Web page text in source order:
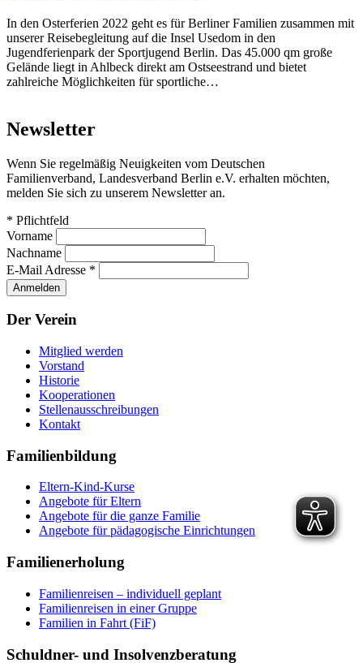
In den Osterferien 2022 geht es für Berliner Familien zusammen mit
unserer Reisebegleitung auf die Insel Usedom in den
Jugendferienpark der Sportjugend Berlin. Das 45.000 qm große
Gelände liegt in Ahlbeck direkt am Ostseestrand und bietet
zahlreiche Möglichkeiten für sportliche…
Newsletter
Wenn Sie regelmäßig Neuigkeiten vom Deutschen
Familienverband, Landesverband Berlin e.V. erhalten möchten,
melden Sie sich zu unserem Newsletter an.
* Pflichtfeld
Vorname
Nachname
E-Mail Adresse *
Der Verein
Mitglied werden
Vorstand
Historie
Kooperationen
Stellenausschreibungen
Kontakt
Familienbildung
Eltern-Kind-Kurse
Angebote für Eltern
Angebote für die ganze Familie
Angebote für pädagogische Einrichtungen
Familienerholung
Familienreisen – individuell geplant
Familienreisen in einer Gruppe
Familien in Fahrt (FiF)
Schuldner- und Insolvenzberatung